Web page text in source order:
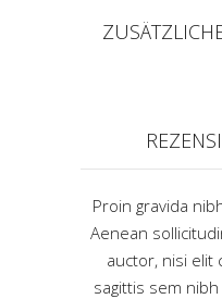
Proin gravida
Aenean
auctor, nisi elit
sagittis sem